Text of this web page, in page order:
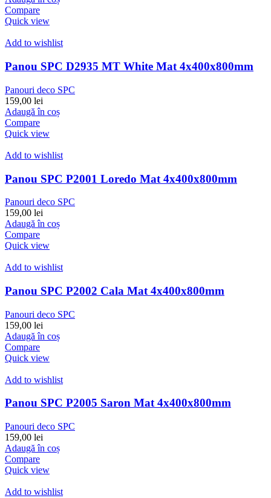
Compare
Quick view
Add to wishlist
Panou SPC D2935 MT White Mat 4x400x800mm
Panouri deco SPC
159,00 lei
Adaugă în coș
Compare
Quick view
Add to wishlist
Panou SPC P2001 Loredo Mat 4x400x800mm
Panouri deco SPC
159,00 lei
Adaugă în coș
Compare
Quick view
Add to wishlist
Panou SPC P2002 Cala Mat 4x400x800mm
Panouri deco SPC
159,00 lei
Adaugă în coș
Compare
Quick view
Add to wishlist
Panou SPC P2005 Saron Mat 4x400x800mm
Panouri deco SPC
159,00 lei
Adaugă în coș
Compare
Quick view
Add to wishlist